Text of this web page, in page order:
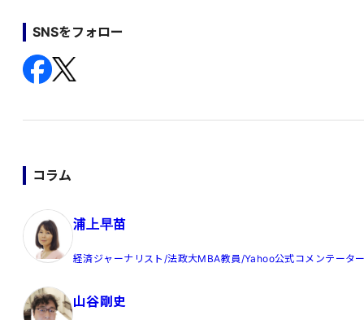
SNSをフォロー
コラム
浦上早苗
経済ジャーナリスト/法政大MBA教員/Yahoo公式コメンテータ
山谷剛史